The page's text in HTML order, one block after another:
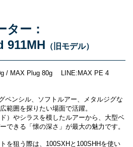
ター：
911MH （旧モデル）
/ MAX Plug 80g LINE:MAX PE 4
ペンシル、ソフトルアー、メタルジグな
範囲を探りたい場面で活躍。
）やシラスを模したルアーから、大型ベ
できる「懐の深さ」が最大の魅力です。
を狙う際は、100SXHと100SHHを使い